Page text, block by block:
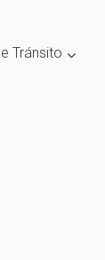
Tránsito